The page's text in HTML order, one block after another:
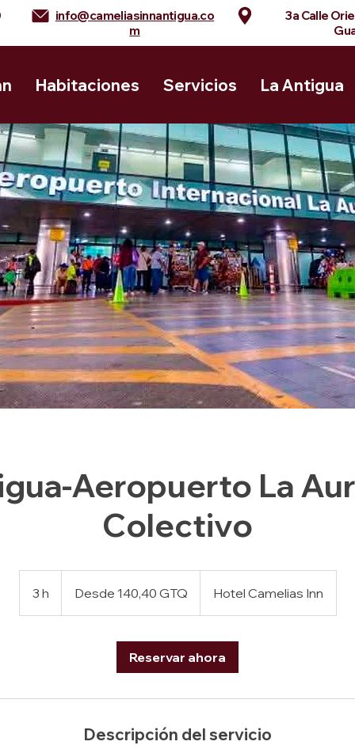
info@cameliasinnantigua.co
m
3a Calle
Habitaciones Servicios La Antigua
Aeropuerto La
Colectivo
3 h
quetzales
Desde 140,40 GTQ Hotel Camelias Inn
Reservar ahora
Descripción del servicio